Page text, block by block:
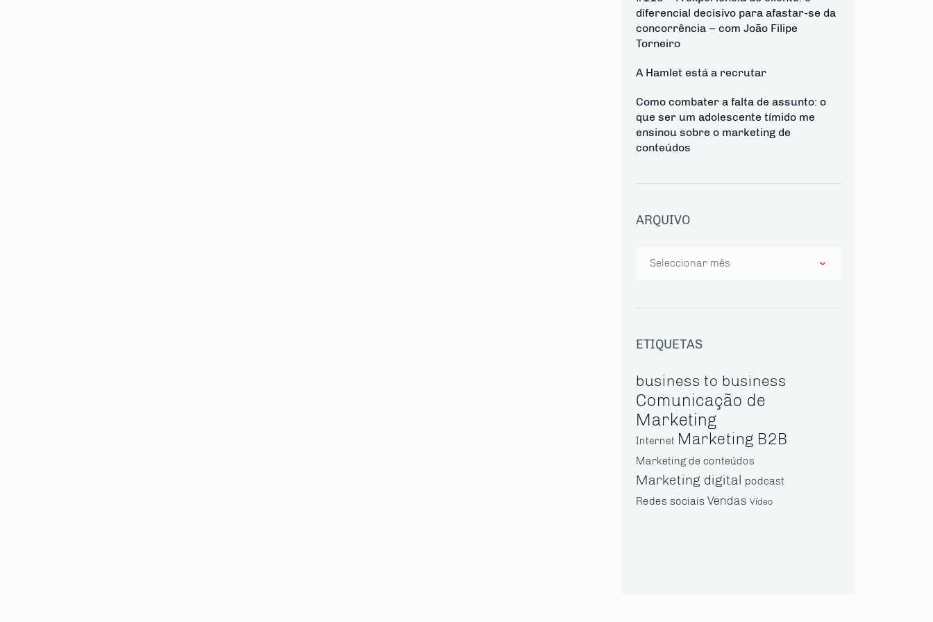
diferencial decisivo para afastar-se da
concorrência – com João Filipe
Torneiro
A Hamlet está a recrutar
Como combater a falta de assunto: o
que ser um adolescente tímido me
ensinou sobre o marketing de
conteúdos
ARQUIVO
ETIQUETAS
business to business
Comunicação de
Marketing
Internet Marketing B2B
Marketing de conteúdos
Marketing digital podcast
Redes sociais Vendas Vídeo